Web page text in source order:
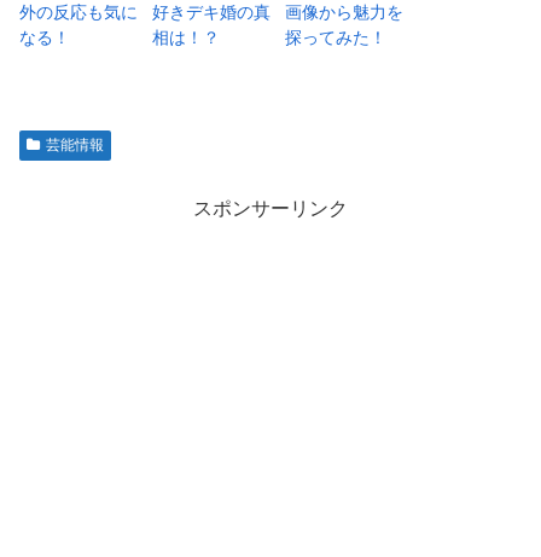
外の反応も気に
なる！
好きデキ婚の真
相は！？
画像から魅力を
探ってみた！
芸能情報
スポンサーリンク